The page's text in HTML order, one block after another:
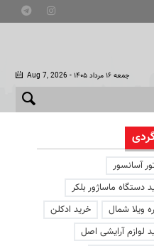
Aug 7, 2026 - جمعه ۱۶ مرداد ۱۴۰۵
آسانسور
دستگاه ماساژور بلکر
ویلا شمال
خرید ادکلن
لوازم آرایشی اصل